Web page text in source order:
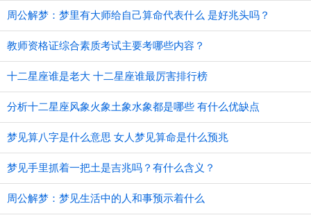
周公解梦：梦里有大师给自己算命代表什么 是好兆头吗？
教师资格证综合素质考试主要考哪些内容？
十二星座谁是老大 十二星座谁最厉害排行榜
分析十二星座风象火象土象水象都是哪些 有什么优缺点
梦见算八字是什么意思 女人梦见算命是什么预兆
梦见手里抓着一把土是吉兆吗？有什么含义？
周公解梦：梦见生活中的人和事预示着什么